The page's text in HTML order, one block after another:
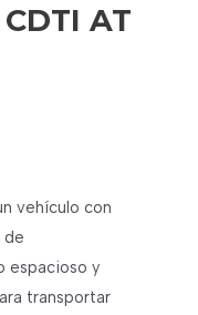
€.
AT
vehículo con
de
espacioso y
transportar